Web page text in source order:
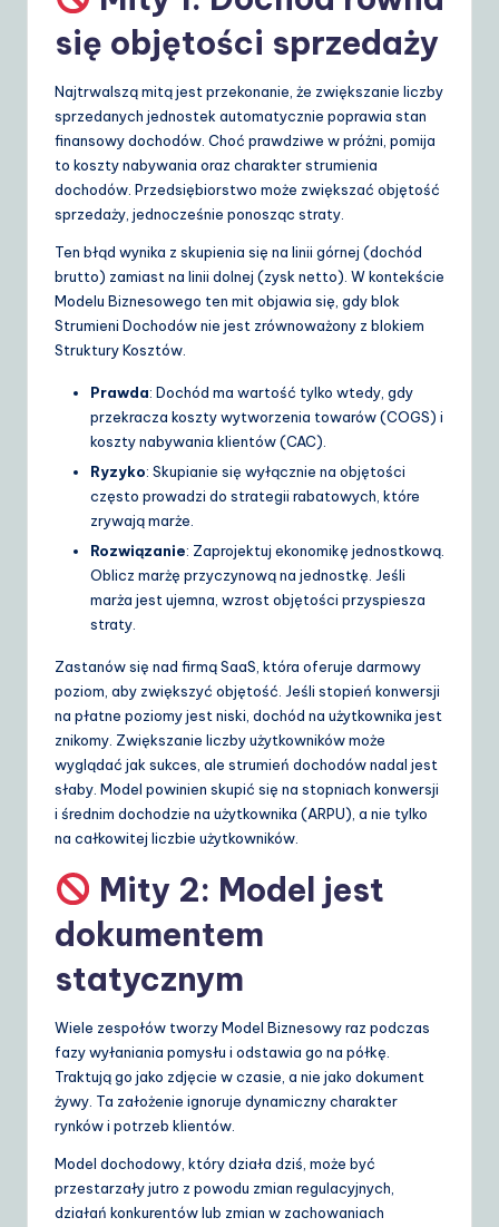
się objętości sprzedaży
Najtrwalszą mitą jest przekonanie, że zwiększanie liczby
sprzedanych jednostek automatycznie poprawia stan
finansowy dochodów. Choć prawdziwe w próżni, pomija
to koszty nabywania oraz charakter strumienia
dochodów. Przedsiębiorstwo może zwiększać objętość
sprzedaży, jednocześnie ponosząc straty.
Ten błąd wynika z skupienia się na linii górnej (dochód
brutto) zamiast na linii dolnej (zysk netto). W kontekście
Modelu Biznesowego ten mit objawia się, gdy blok
Strumieni Dochodów nie jest zrównoważony z blokiem
Struktury Kosztów.
Prawda: Dochód ma wartość tylko wtedy, gdy
przekracza koszty wytworzenia towarów (COGS) i
koszty nabywania klientów (CAC).
Ryzyko: Skupianie się wyłącznie na objętości
często prowadzi do strategii rabatowych, które
zrywają marże.
Rozwiązanie: Zaprojektuj ekonomikę jednostkową.
Oblicz marżę przyczynową na jednostkę. Jeśli
marża jest ujemna, wzrost objętości przyspiesza
straty.
Zastanów się nad firmą SaaS, która oferuje darmowy
poziom, aby zwiększyć objętość. Jeśli stopień konwersji
na płatne poziomy jest niski, dochód na użytkownika jest
znikomy. Zwiększanie liczby użytkowników może
wyglądać jak sukces, ale strumień dochodów nadal jest
słaby. Model powinien skupić się na stopniach konwersji
i średnim dochodzie na użytkownika (ARPU), a nie tylko
na całkowitej liczbie użytkowników.
Mity 2: Model jest
dokumentem
statycznym
Wiele zespołów tworzy Model Biznesowy raz podczas
fazy wyłaniania pomysłu i odstawia go na półkę.
Traktują go jako zdjęcie w czasie, a nie jako dokument
żywy. Ta założenie ignoruje dynamiczny charakter
rynków i potrzeb klientów.
Model dochodowy, który działa dziś, może być
przestarzały jutro z powodu zmian regulacyjnych,
działań konkurentów lub zmian w zachowaniach